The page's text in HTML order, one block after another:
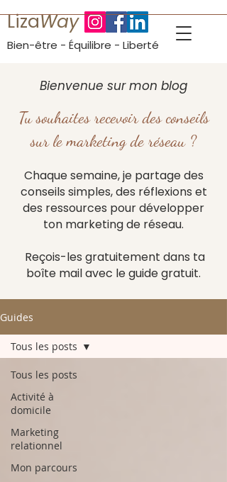
LizaWay
Bien-être - Équilibre - Liberté
Bienvenue sur mon blog
Tu souhaites recevoir des conseils
sur le marketing de réseau ?​
Chaque semaine, je partage des
conseils simples, des réflexions et
des ressources pour développer
ton marketing de réseau.
Reçois-les gratuitement dans ta
boîte mail avec le guide gratuit.
Guides
Tous les posts
Activité à
domicile
Marketing
relationnel
Mon parcours
Tous les posts